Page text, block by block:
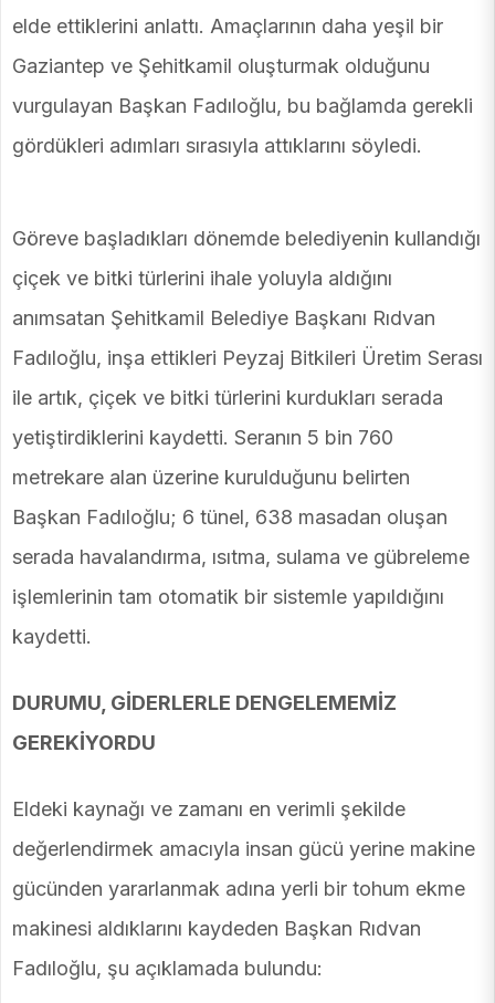
elde ettiklerini anlattı. Amaçlarının daha yeşil bir
Gaziantep ve Şehitkamil oluşturmak olduğunu
vurgulayan Başkan Fadıloğlu, bu bağlamda gerekli
gördükleri adımları sırasıyla attıklarını söyledi.
Göreve başladıkları dönemde belediyenin kullandığı
çiçek ve bitki türlerini ihale yoluyla aldığını
anımsatan Şehitkamil Belediye Başkanı Rıdvan
Fadıloğlu, inşa ettikleri Peyzaj Bitkileri Üretim Serası
ile artık, çiçek ve bitki türlerini kurdukları serada
yetiştirdiklerini kaydetti. Seranın 5 bin 760
metrekare alan üzerine kurulduğunu belirten
Başkan Fadıloğlu; 6 tünel, 638 masadan oluşan
serada havalandırma, ısıtma, sulama ve gübreleme
işlemlerinin tam otomatik bir sistemle yapıldığını
kaydetti.
DURUMU, GİDERLERLE DENGELEMEMİZ
GEREKİYORDU
Eldeki kaynağı ve zamanı en verimli şekilde
değerlendirmek amacıyla insan gücü yerine makine
gücünden yararlanmak adına yerli bir tohum ekme
makinesi aldıklarını kaydeden Başkan Rıdvan
Fadıloğlu, şu açıklamada bulundu: